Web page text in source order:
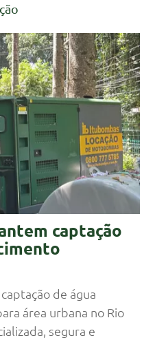
captação
de água
área urbana no Rio
segura e